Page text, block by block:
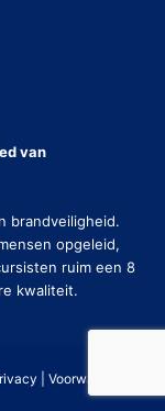
van
brandveiligheid.
opgeleid,
ruim een 8
kwaliteit.
Voorwaarden